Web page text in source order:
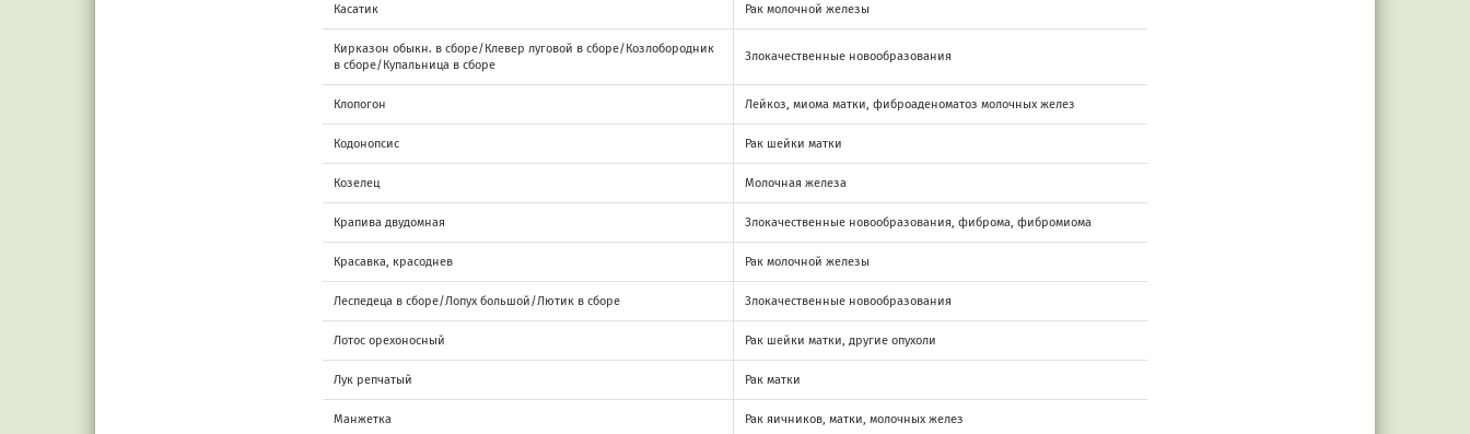
Касатик Рак молочной железы
Кирказон обыкн. в сборе/Клевер луговой в сборе/Козлобородник
в сборе/Купальница в сборе
Злокачественные новообразования
Клопогон Лейкоз, миома матки, фиброаденоматоз молочных желез
Кодонопсис Рак шейки матки
Козелец Молочная железа
Крапива двудомная Злокачественные новообразования, фиброма, фибромиома
Красавка, красоднев Рак молочной железы
Леспедеца в сборе/Лопух большой/Лютик в сборе Злокачественные новообразования
Лотос орехоносный Рак шейки матки, другие опухоли
Лук репчатый Рак матки
Манжетка Рак яичников, матки, молочных желез